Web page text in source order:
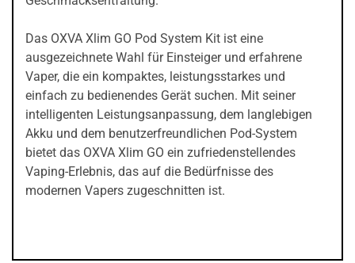
Das OXVA Xlim GO Pod System Kit ist eine
ausgezeichnete Wahl für Einsteiger und erfahrene
Vaper, die ein kompaktes, leistungsstarkes und
einfach zu bedienendes Gerät suchen. Mit seiner
intelligenten Leistungsanpassung, dem langlebigen
Akku und dem benutzerfreundlichen Pod-System
bietet das OXVA Xlim GO ein zufriedenstellendes
Vaping-Erlebnis, das auf die Bedürfnisse des
modernen Vapers zugeschnitten ist.